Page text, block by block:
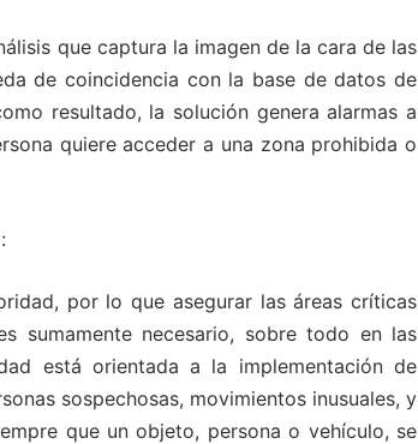
que captura la imagen de la cara de las
de coincidencia con la base de datos de
resultado, la solución genera alarmas a
quiere acceder a una zona prohibida o
:
por lo que asegurar las áreas críticas
sumamente necesario, sobre todo en las
está orientada a la implementación de
sospechosas, movimientos inusuales, y
que un objeto, persona o vehículo, se